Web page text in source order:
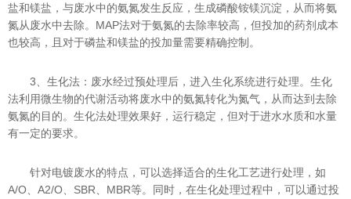
盐和镁盐，与废水中的氨氮发生反应，生成磷酸铵镁沉淀，从而将氨
氮从废水中去除。MAP法对于氨氮的去除率较高，但投加的药剂成本
也较高，且对于磷盐和镁盐的投加量需要精确控制。
3、生化法：废水经过预处理后，进入生化系统进行处理。生化
法利用微生物的代谢活动将废水中的氨氮转化为氮气，从而达到去除
氨氮的目的。生化法处理效果好，运行稳定，但对于进水水质和水量
有一定的要求。
针对电镀废水的特点，可以选择适合的生化工艺进行处理，如
A/O、A2/O、SBR、MBR等。同时，在生化处理过程中，可以通过投